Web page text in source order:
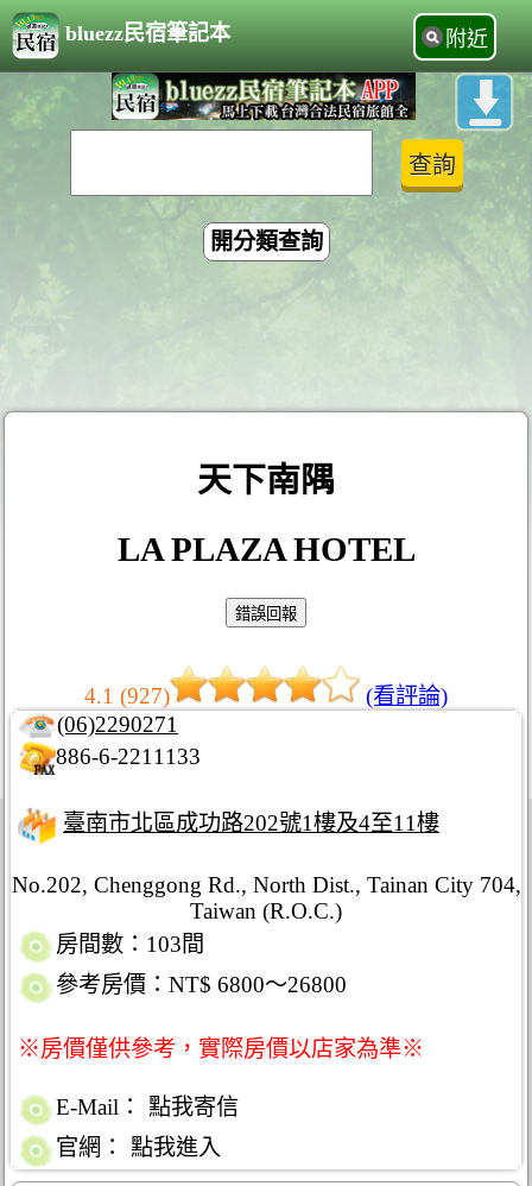
bluezz民宿筆記本 附近
開分類查詢
天下南隅
LA PLAZA HOTEL
4.1 (927)
(看評論)
(06)2290271
886-6-2211133
臺南市北區成功路202號1樓及4至11樓
No.202, Chenggong Rd., North Dist., Tainan City 704,
Taiwan (R.O.C.)
房間數：103間
參考房價：NT$ 6800～26800
※房價僅供參考，實際房價以店家為準※
E-Mail：
點我寄信
官網：
點我進入